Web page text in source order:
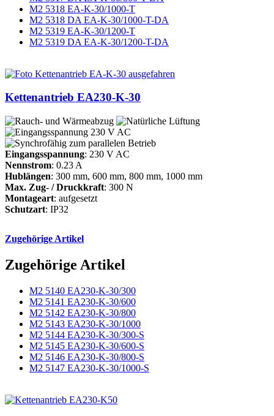
M2 5318 EA-K-30/1000-T
M2 5318 DA EA-K-30/1000-T-DA
M2 5319 EA-K-30/1200-T
M2 5319 DA EA-K-30/1200-T-DA
Kettenantrieb EA230-K-30
Eingangsspannung: 230 V AC
Nennstrom: 0.23 A
Hublängen: 300 mm, 600 mm, 800 mm, 1000 mm
Max. Zug- / Druckkraft: 300 N
Montageart: aufgesetzt
Schutzart: IP32
Zugehörige Artikel
Zugehörige Artikel
M2 5140 EA230-K-30/300
M2 5141 EA230-K-30/600
M2 5142 EA230-K-30/800
M2 5143 EA230-K-30/1000
M2 5144 EA230-K-30/300-S
M2 5145 EA230-K-30/600-S
M2 5146 EA230-K-30/800-S
M2 5147 EA230-K-30/1000-S